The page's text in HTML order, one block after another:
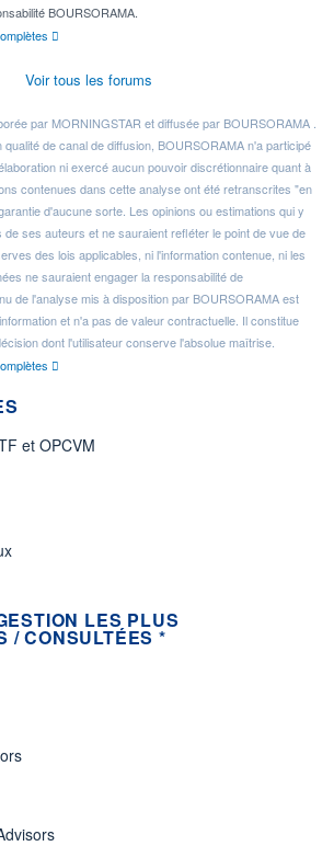
BOURSORAMA.
Voir tous les forums
par MORNINGSTAR et diffusée par BOURSORAMA .
de canal de diffusion, BOURSORAMA n'a participé
ni exercé aucun pouvoir discrétionnaire quant à
contenues dans cette analyse ont été retranscrites "en
d'aucune sorte. Les opinions ou estimations qui y
ses auteurs et ne sauraient refléter le point de vue de
des lois applicables, ni l'information contenue, ni les
ne sauraient engager la responsabilité de
de l'analyse mis à disposition par BOURSORAMA est
et n'a pas de valeur contractuelle. Il constitue
dont l'utilisateur conserve l'absolue maîtrise.
et OPCVM
LES PLUS
/ CONSULTÉES *